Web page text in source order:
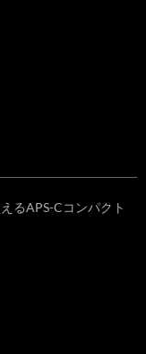
るAPS-Cコンパクト